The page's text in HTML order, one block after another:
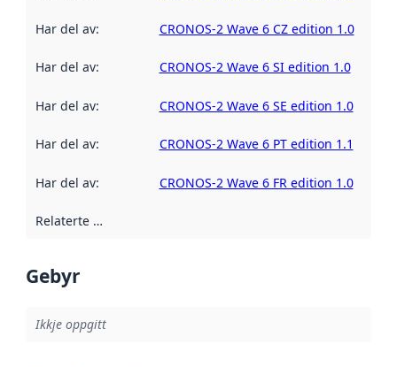
Har del av: CRONOS-2 Wave 6 CZ edition 1.0
Har del av: CRONOS-2 Wave 6 SI edition 1.0
Har del av: CRONOS-2 Wave 6 SE edition 1.0
Har del av: CRONOS-2 Wave 6 PT edition 1.1
Har del av: CRONOS-2 Wave 6 FR edition 1.0
Relaterte ressursar
Gebyr
Ikkje oppgitt